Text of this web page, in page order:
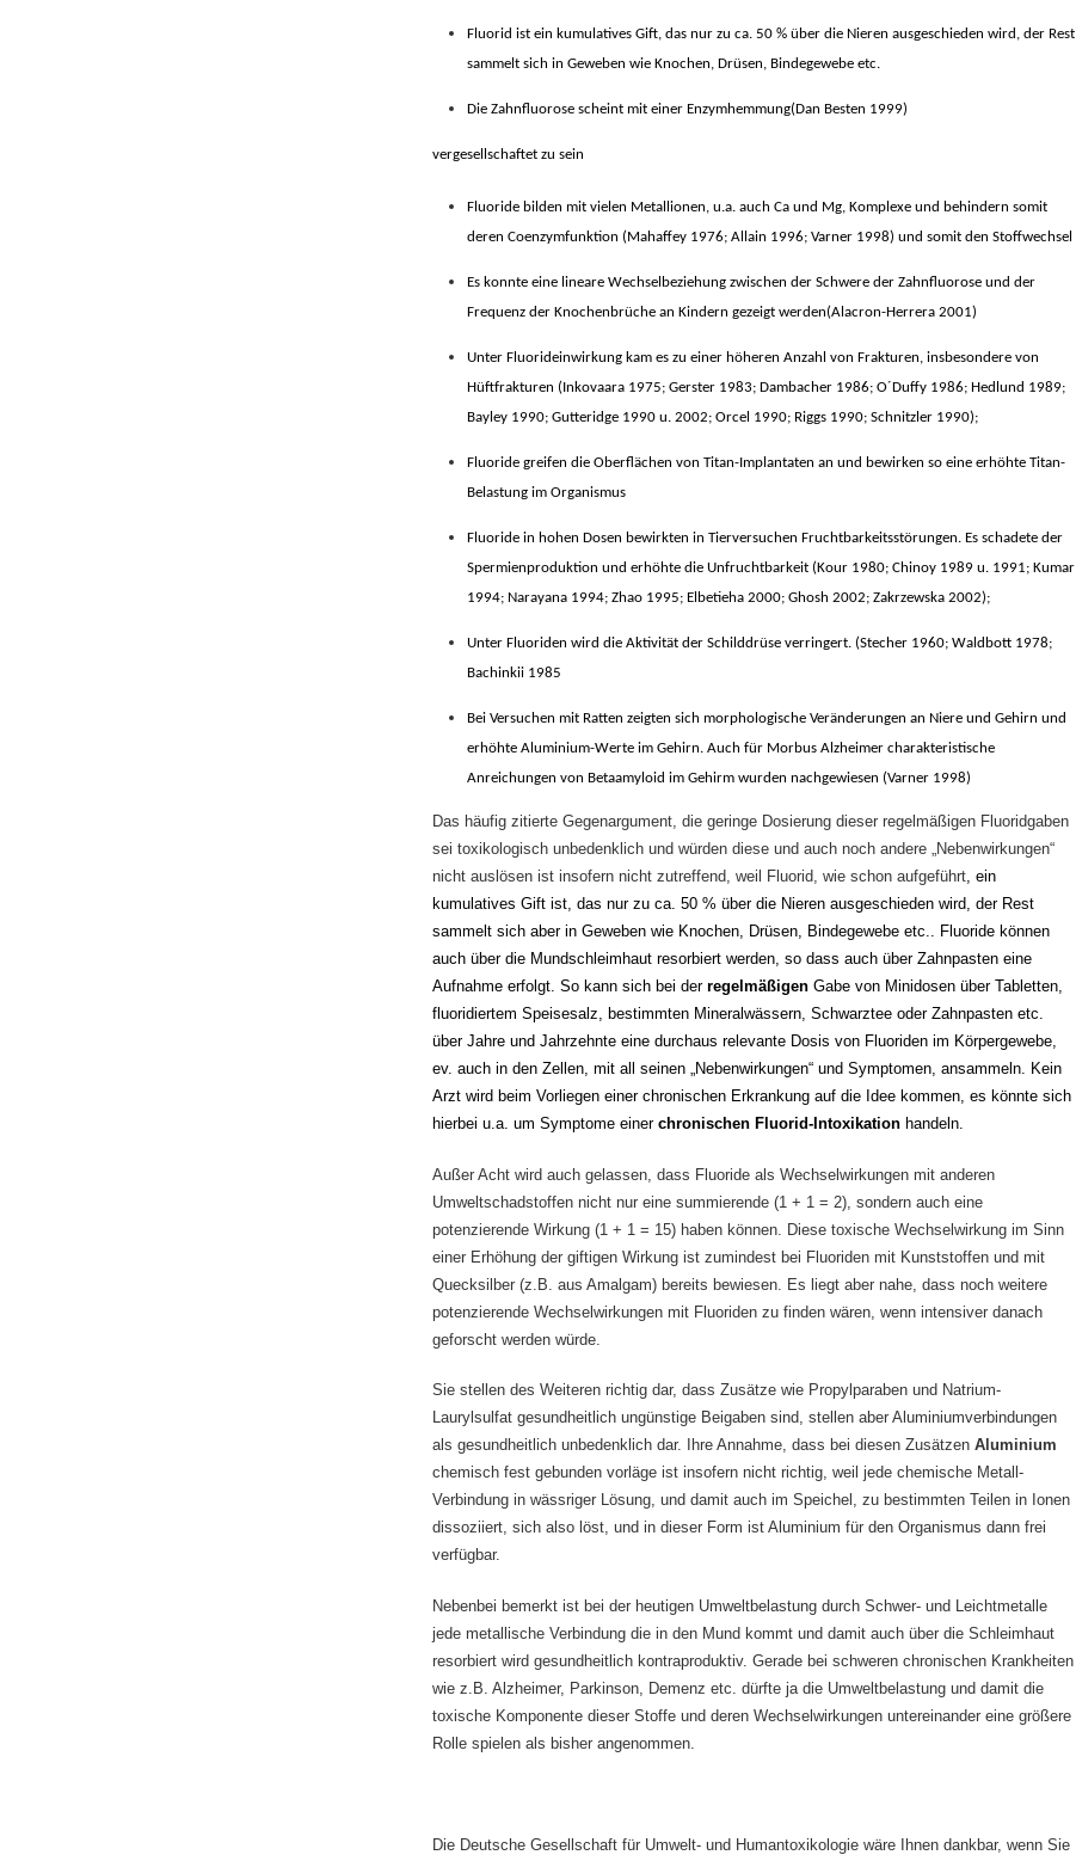
Fluorid ist ein kumulatives Gift, das nur zu ca. 50 % über die Nieren ausgeschieden wird, der Rest
sammelt sich in Geweben wie Knochen, Drüsen, Bindegewebe etc.
Die Zahnfluorose scheint mit einer Enzymhemmung(Dan Besten 1999)
vergesellschaftet zu sein
Fluoride bilden mit vielen Metallionen, u.a. auch Ca und Mg, Komplexe und behindern somit
deren Coenzymfunktion ( Mahaffey 1976; Allain 1996; Varner 1998) und somit den Stoffwechsel
Es konnte eine lineare Wechselbeziehung zwischen der Schwere der Zahnfluorose und der
Frequenz der Knochenbrüche an Kindern gezeigt werden(Alacron-Herrera 2001)
Unter Fluorideinwirkung kam es zu einer höheren Anzahl von Frakturen, insbesondere von
Hüftfrakturen ( Inkovaara 1975; Gerster 1983; Dambacher 1986; O´Duffy 1986; Hedlund 1989;
Bayley 1990; Gutteridge 1990 u. 2002; Orcel 1990; Riggs 1990; Schnitzler 1990);
Fluoride greifen die Oberflächen von Titan-Implantaten an und bewirken so eine erhöhte Titan-
Belastung im Organismus
Fluoride in hohen Dosen bewirkten in Tierversuchen Fruchtbarkeitsstörungen. Es schadete der
Spermienproduktion und erhöhte die Unfruchtbarkeit (Kour 1980; Chinoy 1989 u. 1991; Kumar
1994; Narayana 1994; Zhao 1995; Elbetieha 2000; Ghosh 2002; Zakrzewska 2002);
Unter Fluoriden wird die Aktivität der Schilddrüse verringert. (Stecher 1960; Waldbott 1978;
Bachinkii 1985
Bei Versuchen mit Ratten zeigten sich morphologische Veränderungen an Niere und Gehirn und
erhöhte Aluminium-Werte im Gehirn. Auch für Morbus Alzheimer charakteristische
Anreichungen von Betaamyloid im Gehirm wurden nachgewiesen (Varner 1998)
Das häufig zitierte Gegenargument, die geringe Dosierung dieser regelmäßigen Fluoridgaben
sei toxikologisch unbedenklich und würden diese und auch noch andere „Nebenwirkungen“
nicht auslösen ist insofern nicht zutreffend, weil Fluorid, wie schon aufgeführt,ein
kumulatives Gift ist, das nur zu ca. 50 % über die Nieren ausgeschieden wird, der Rest
sammelt sich aber in Geweben wie Knochen, Drüsen, Bindegewebe etc.. Fluoride können
auch über die Mundschleimhaut resorbiert werden, so dass auch über Zahnpasten eine
Aufnahme erfolgt. So kann sich bei derregelmäßigenGabe von Minidosen über Tabletten,
fluoridiertem Speisesalz, bestimmten Mineralwässern, Schwarztee oder Zahnpasten etc.
über Jahre und Jahrzehnte eine durchaus relevante Dosis von Fluoriden im Körpergewebe,
ev. auch in den Zellen, mit all seinen „Nebenwirkungen“ und Symptomen, ansammeln. Kein
Arzt wird beim Vorliegen einer chronischen Erkrankung auf die Idee kommen, es könnte sich
hierbei u.a. um Symptome einerchronischen Fluorid-Intoxikation handeln.
Außer Acht wird auch gelassen, dass Fluoride als Wechselwirkungen mit anderen
Umweltschadstoffen nicht nur eine summierende (1 + 1 = 2), sondern auch eine
potenzierende Wirkung (1 + 1 = 15) haben können. Diese toxische Wechselwirkung im Sinn
einer Erhöhung der giftigen Wirkung ist zumindest bei Fluoriden mit Kunststoffen und mit
Quecksilber (z.B. aus Amalgam) bereits bewiesen. Es liegt aber nahe, dass noch weitere
potenzierende Wechselwirkungen mit Fluoriden zu finden wären, wenn intensiver danach
geforscht werden würde.
Sie stellen des Weiteren richtig dar, dass Zusätze wie Propylparaben und Natrium-
Laurylsulfat gesundheitlich ungünstige Beigaben sind, stellen aber Aluminiumverbindungen
als gesundheitlich unbedenklich dar. Ihre Annahme, dass bei diesen ZusätzenAluminium
chemisch fest gebunden vorläge ist insofern nicht richtig, weil jede chemische Metall-
Verbindung in wässriger Lösung, und damit auch im Speichel, zu bestimmten Teilen in Ionen
dissoziiert, sich also löst, und in dieser Form ist Aluminium für den Organismus dann frei
verfügbar.
Nebenbei bemerkt ist bei der heutigen Umweltbelastung durch Schwer- und Leichtmetalle
jede metallische Verbindung die in den Mund kommt und damit auch über die Schleimhaut
resorbiert wird gesundheitlich kontraproduktiv. Gerade bei schweren chronischen Krankheiten
wie z.B. Alzheimer, Parkinson, Demenz etc. dürfte ja die Umweltbelastung und damit die
toxische Komponente dieser Stoffe und deren Wechselwirkungen untereinander eine größere
Rolle spielen als bisher angenommen.
Die Deutsche Gesellschaft für Umwelt- und Humantoxikologie wäre Ihnen dankbar, wenn Sie